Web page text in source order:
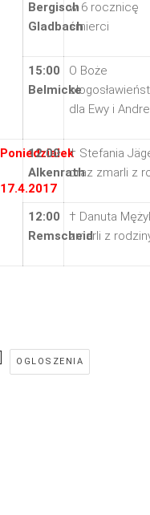
Bergisch
Gladbach
w 6 rocznicę
śmierci
15:00
Belmicke
O Boże
dla Ewy i
Poniedziałek
17.4.2017
12:00
Alkenrath
† Stefania
oraz zmarli z
12:00
Remscheid
† Danuta
zmarli z
OGLOSZENIA